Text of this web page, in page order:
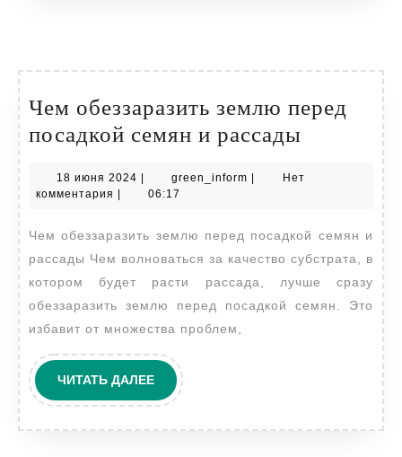
Чем обеззаразить землю перед
посадкой семян и рассады
землю
посадкой
семян
и
рассады
18 июня 2024 18
июня
| green_inform green_inform
|
Нет
комментария | 06:17
Чем обеззаразить землю перед посадкой семян и
рассады Чем волноваться за качество субстрата, в
котором будет расти рассада, лучше сразу
обеззаразить землю перед посадкой семян. Это
избавит от множества проблем,
ЧИТАТЬ ДАЛЕЕЧИТАТЬ
ДАЛЕЕ